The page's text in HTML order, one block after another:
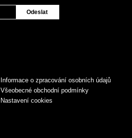
Informace o zpracování osobních údajů
Všeobecné obchodní podmínky
Nastavení cookies